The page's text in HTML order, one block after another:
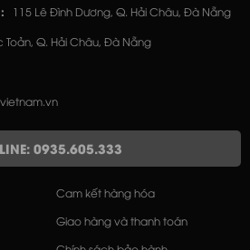
115 Lê Đình Dương, Q. Hải Châu, Đà Nẵng
Toản, Q. Hải Châu, Đà Nẵng
0935.605.333
Cam kết hàng hóa
Giao hàng và thanh toán